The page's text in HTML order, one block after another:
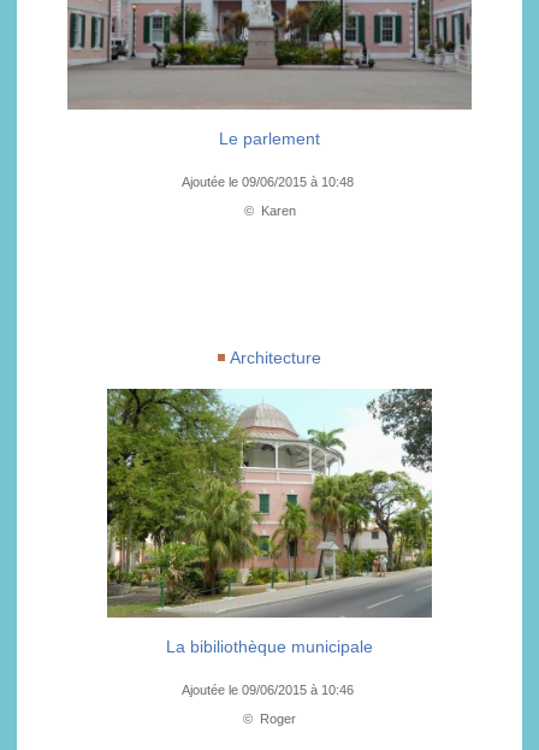
Le parlement
Ajoutée le 09/06/2015 à 10:48
© Karen
Architecture
La bibiliothèque municipale
Ajoutée le 09/06/2015 à 10:46
© Roger